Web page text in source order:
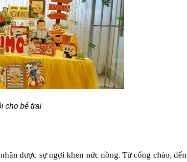
cho bé trai
được sự ngợi khen nức nồng. Từ cổng chào, đến